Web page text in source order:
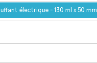
électrique - 130 ml x 50 mm